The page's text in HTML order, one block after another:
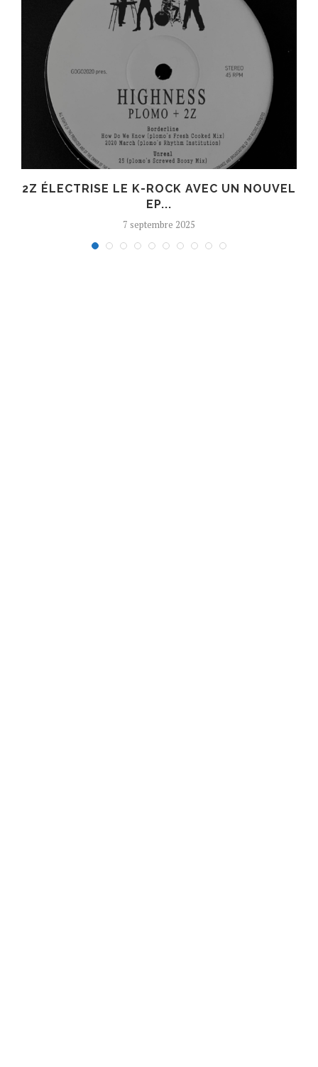
2Z ÉLECTRISE LE K-ROCK AVEC UN NOUVEL
EP...
7 septembre 2025